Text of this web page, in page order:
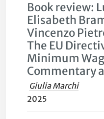
Book review:
Elisabeth
Vincenzo
The EU
Minimum
Commentary
Giulia Marchi
2025